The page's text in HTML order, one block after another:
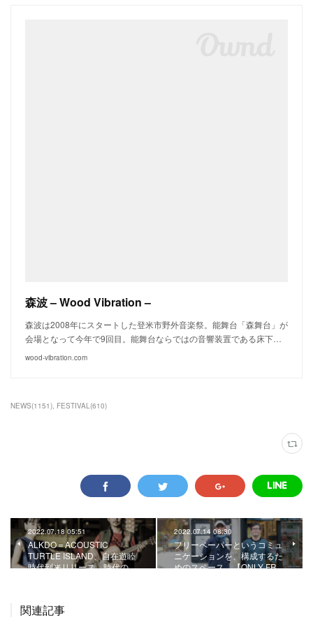
森波 – Wood Vibration –
森波は2008年にスタートした登米市野外音楽祭。能舞台「森舞台」が
会場となって今年で9回目。能舞台ならではの音響装置である床下…
wood-vibration.com
NEWS(1151) FESTIVAL(610)
2022.07.18 05:51
ALKDO＝ACOUSTIC
TURTLE ISLAND、自在遊睦
時代到来リリース。時代の…
2022.07.14 08:30
フリーペーパーというコミュ
ニケーションを、構成するた
めのスペース。【ONLY FR…
関連記事